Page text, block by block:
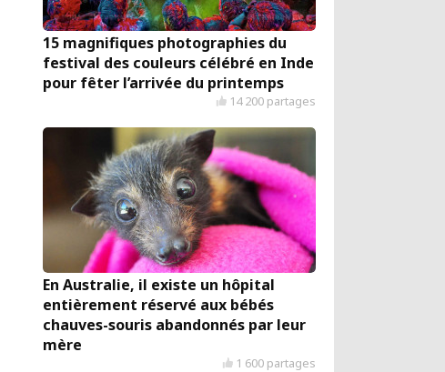
15 magnifiques photographies du
festival des couleurs célébré en Inde
pour fêter l’arrivée du printemps
14 200 partages
En Australie, il existe un hôpital
entièrement réservé aux bébés
chauves-souris abandonnés par leur
mère
1 600 partages